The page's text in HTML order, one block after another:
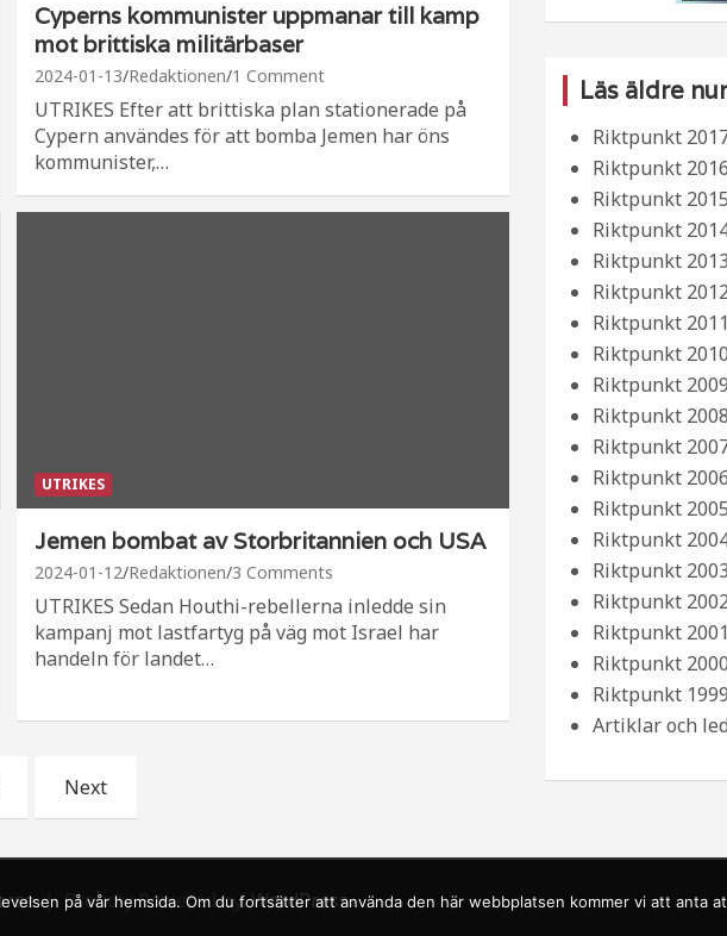
Cyperns kommunister uppmanar till kamp
mot brittiska militärbaser
2024-01-13 Redaktionen 1 Comment
UTRIKES Efter att brittiska plan stationerade på
Cypern användes för att bomba Jemen har öns
kommunister,…
UTRIKES
Jemen bombat av Storbritannien och USA
2024-01-12 Redaktionen 3 Comments
UTRIKES Sedan Houthi-rebellerna inledde sin
kampanj mot lastfartyg på väg mot Israel har
handeln för landet…
Next
Läs äldre
Riktpunkt
Riktpunkt 2016
Riktpunkt 2015
Riktpunkt
Riktpunkt 2013
Riktpunkt
Riktpunkt 2011
Riktpunkt 2010
Riktpunkt 2009
Riktpunkt 2008
Riktpunkt
Riktpunkt 2006
Riktpunkt 2005
Riktpunkt
Riktpunkt 2003
Riktpunkt
Riktpunkt 2001
Riktpunkt 2000
Riktpunkt 1999
Artiklar och
Proudly Powered by:WordPress
på vår hemsida. Om du fortsätter att använda den här webbplatsen kommer vi att anta